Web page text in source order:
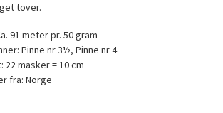
tover.
91 meter pr. 50 gram
Pinne nr 3½, Pinne nr 4
masker = 10 cm
fra: Norge